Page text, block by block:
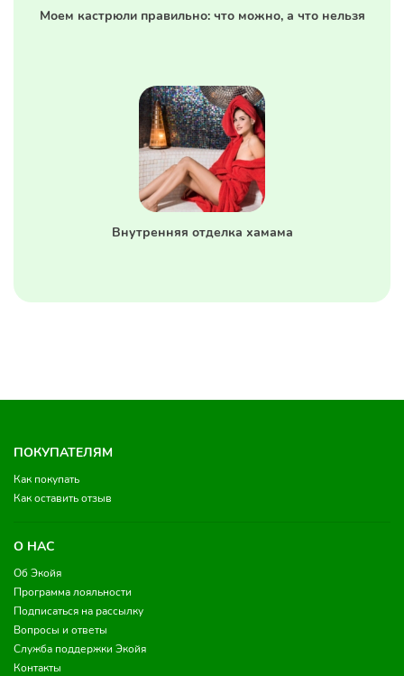
Моем кастрюли правильно: что можно, а что нельзя
Внутренняя отделка хамама
ПОКУПАТЕЛЯМ
Как покупать
Как оставить отзыв
О НАС
Об Экойя
Программа лояльности
Подписаться на рассылку
Вопросы и ответы
Служба поддержки Экойя
Контакты